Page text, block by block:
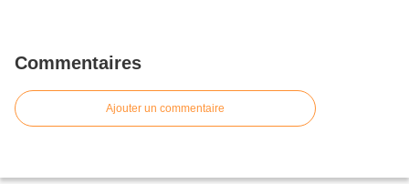
Commentaires
Ajouter un commentaire